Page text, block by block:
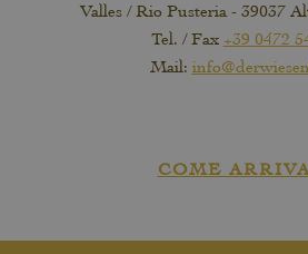
Valles / Rio Pusteria - 39037
Tel. / Fax +39 0472
Mail:
COME